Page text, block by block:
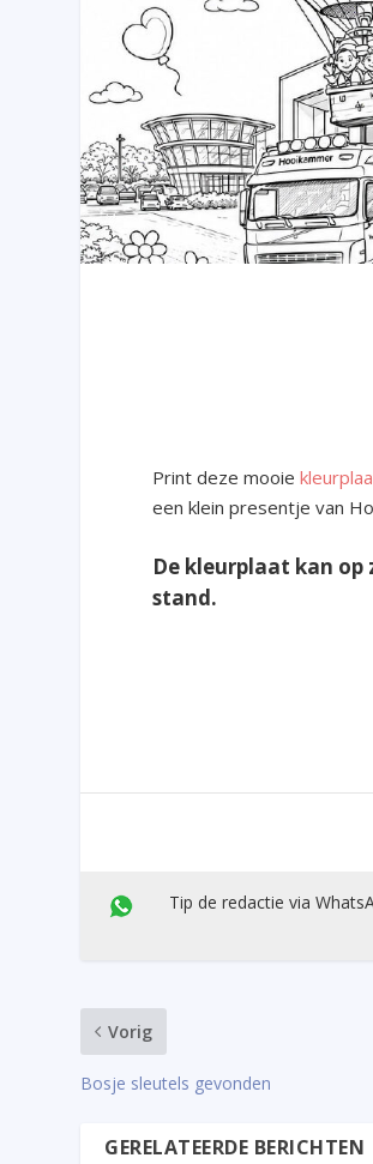
Print deze mooie
een klein presentje van
De kleurplaat kan
stand.
Tip de redactie via
Vorig
Bosje sleutels gevonden
GERELATEERDE BERICHTEN